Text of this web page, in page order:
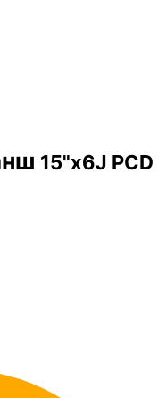
15"x6J PCD